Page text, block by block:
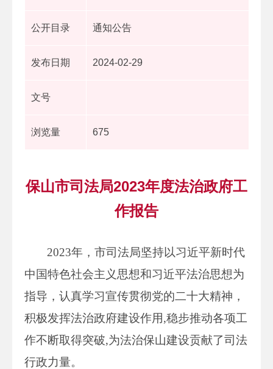
公开目录 通知公告
发布日期 2024-02-29
文号
浏览量 675
保山市司法局2023年度法治政府工
作报告
2023年，市司法局坚持以习近平新时代
中国特色社会主义思想和习近平法治思想为
指导，认真学习宣传贯彻党的二十大精神，
积极发挥法治政府建设作用,稳步推动各项工
作不断取得突破,为法治保山建设贡献了司法
行政力量。